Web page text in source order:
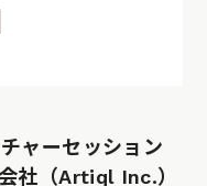
ャーセッション
社（Artiql Inc.）